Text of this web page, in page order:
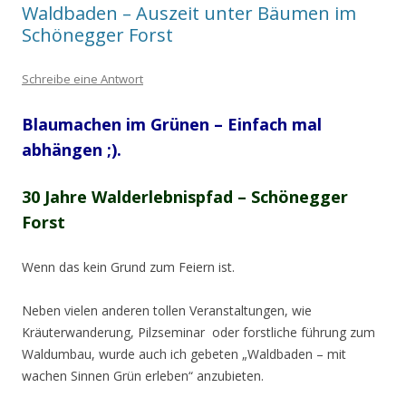
Waldbaden – Auszeit unter Bäumen im
Schönegger Forst
Schreibe eine Antwort
Blaumachen im Grünen – Einfach mal
abhängen ;).
30 Jahre Walderlebnispfad – Schönegger
Forst
Wenn das kein Grund zum Feiern ist.
Neben vielen anderen tollen Veranstaltungen, wie
Kräuterwanderung, Pilzseminar oder forstliche führung zum
Waldumbau, wurde auch ich gebeten „Waldbaden – mit
wachen Sinnen Grün erleben“ anzubieten.